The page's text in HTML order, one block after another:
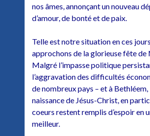
nos âmes, annonçant un nouveau
d’amour, de bonté et de paix.
Telle est notre situation en ces
approchons de la glorieuse fête de
Malgré l’impasse politique
l’aggravation des difficultés
de nombreux pays – et à Bethléem,
naissance de Jésus-Christ, en
coeurs restent remplis d’espoir en
meilleur.